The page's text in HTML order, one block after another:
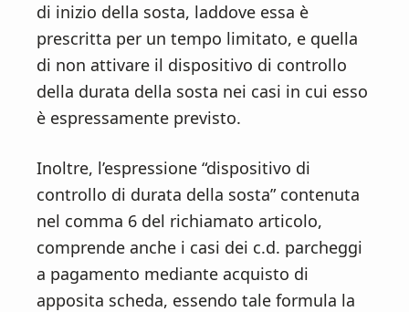
di inizio della sosta, laddove essa è
prescritta per un tempo limitato, e quella
di non attivare il dispositivo di controllo
della durata della sosta nei casi in cui esso
è espressamente previsto.
Inoltre, l’espressione “dispositivo di
controllo di durata della sosta” contenuta
nel comma 6 del richiamato articolo,
comprende anche i casi dei c.d. parcheggi
a pagamento mediante acquisto di
apposita scheda, essendo tale formula la